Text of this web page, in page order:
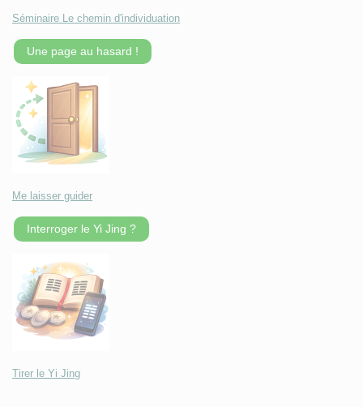
Séminaire Le chemin d'individuation
Une page au hasard !
Me laisser guider
Interroger le Yi Jing ?
Tirer le Yi Jing